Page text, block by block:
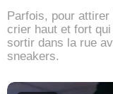
Parfois, pour attirer
crier haut et fort
sortir dans la rue
sneakers.